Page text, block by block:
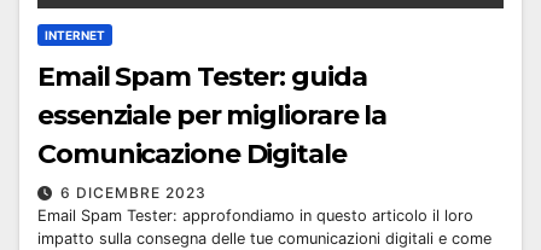
INTERNET
Email Spam Tester: guida
essenziale per migliorare la
Comunicazione Digitale
6 DICEMBRE 2023
Email Spam Tester: approfondiamo in questo articolo il loro
impatto sulla consegna delle tue comunicazioni digitali e come